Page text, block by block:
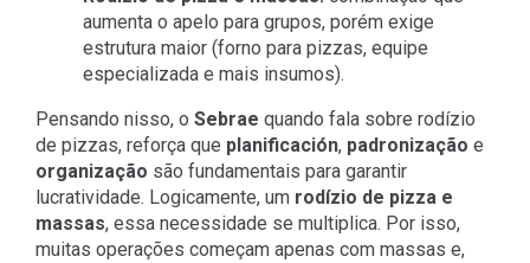
aumenta o apelo para grupos, porém exige
estrutura maior (forno para pizzas, equipe
especializada e mais insumos).
Pensando nisso, o Sebrae quando fala sobre rodízio
de pizzas, reforça que planificación, padronização e
organização são fundamentais para garantir
lucratividade. Logicamente, um rodízio de pizza e
massas, essa necessidade se multiplica. Por isso,
muitas operações começam apenas com massas e,